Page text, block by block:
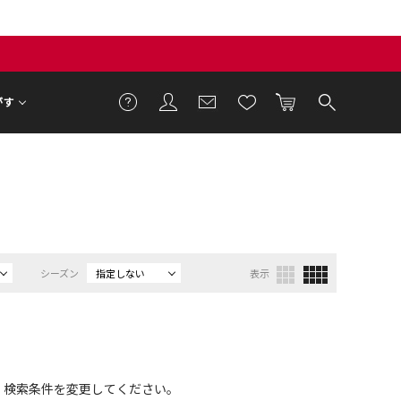
す
シーズン 指定しない 表示
索条件を変更してください。